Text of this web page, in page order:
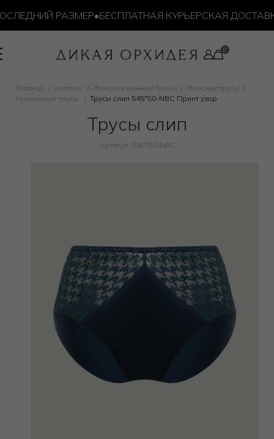
РАЗМЕР•БЕСПЛАТНАЯ КУРЬЕРСКАЯ ДОСТАВКА
Главная Каталог Женское нижнее бельё
Женские трусы
Кружевные трусы
Трусы слип 545*50-NBC Принт узор
Трусы слип
Артикул: 545*50-NBC